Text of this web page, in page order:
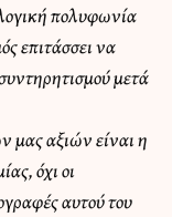
πολυφωνία
επιτάσσει να
μετά
μας αξιών είναι η
όχι οι
αυτού του